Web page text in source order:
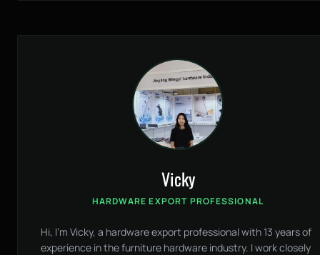
Vicky
HARDWARE EXPORT PROFESSIONAL
Hi, I'm Vicky, a hardware export professional with 13 years of
experience in the furniture hardware industry. I work closely